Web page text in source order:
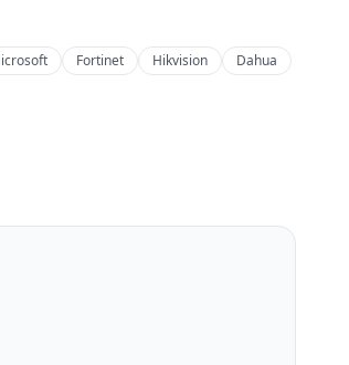
Fortinet Hikvision
Dahua